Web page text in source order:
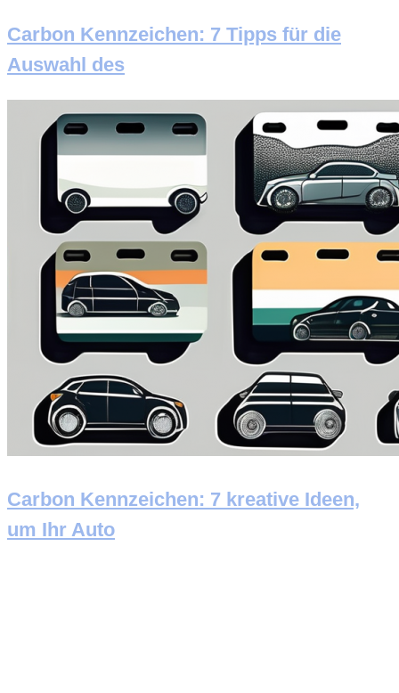
Carbon Kennzeichen: 7 Tipps für die
Auswahl des
Carbon Kennzeichen: 7 kreative Ideen,
um Ihr Auto